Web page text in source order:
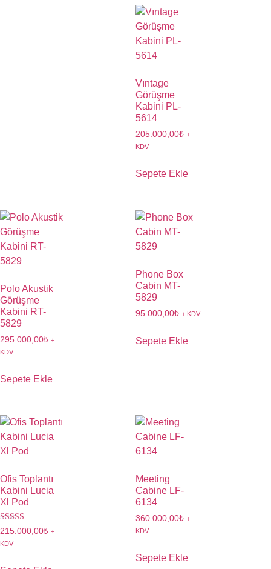
Vıntage
Görüşme
Kabini PL-
5614
205.000,00₺ +
KDV
Sepete Ekle
Polo Akustik
Görüşme
Kabini RT-
5829
295.000,00₺ +
KDV
Sepete Ekle
Phone Box
Cabin MT-
5829
95.000,00₺ + KDV
Sepete Ekle
Ofis Toplantı
Kabini Lucia
Xl Pod
5 üzerinden
oy aldı
215.000,00₺ +
KDV
Meeting
Cabine LF-
6134
360.000,00₺ +
KDV
Sepete Ekle